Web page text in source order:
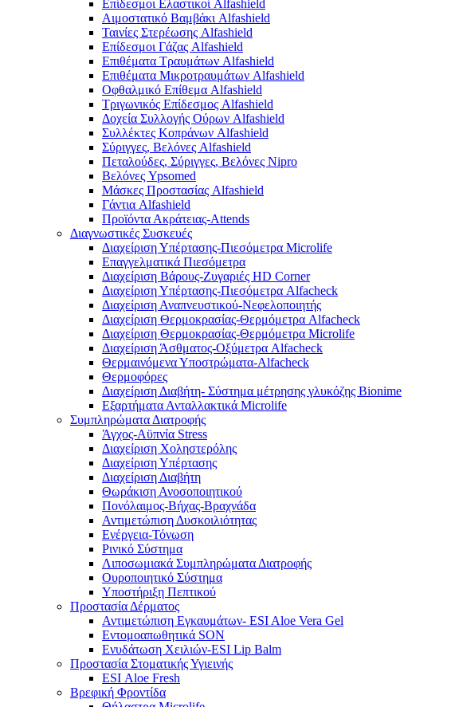
Επίδεσμοι Ελαστικοί Alfashield
Αιμοστατικό Βαμβάκι Alfashield
Ταινίες Στερέωσης Alfashield
Επίδεσμοι Γάζας Alfashield
Επιθέματα Τραυμάτων Alfashield
Επιθέματα Μικροτραυμάτων Alfashield
Οφθαλμικό Eπίθεμα Alfashield
Τριγωνικός Επίδεσμος Alfashield
Δοχεία Συλλογής Ούρων Alfashield
Συλλέκτες Κοπράνων Alfashield
Σύριγγες, Βελόνες Alfashield
Πεταλούδες, Σύριγγες, Βελόνες Nipro
Βελόνες Ypsomed
Μάσκες Προστασίας Alfashield
Γάντια Alfashield
Προϊόντα Ακράτειας-Attends
Διαγνωστικές Συσκευές
Διαχείριση Υπέρτασης-Πιεσόμετρα Microlife
Επαγγελματικά Πιεσόμετρα
Διαχείριση Βάρους-Ζυγαριές HD Corner
Διαχείριση Υπέρτασης-Πιεσόμετρα Alfacheck
Διαχείριση Αναπνευστικού-Νεφελοποιητής
Διαχείριση Θερμοκρασίας-Θερμόμετρα Alfacheck
Διαχείριση Θερμοκρασίας-Θερμόμετρα Microlife
Διαχείριση Άσθματος-Οξύμετρα Alfacheck
Θερμαινόμενα Υποστρώματα-Alfacheck
Θερμοφόρες
Διαχείριση Διαβήτη- Σύστημα μέτρησης γλυκόζης Bionime
Εξαρτήματα Ανταλλακτικά Microlife
Συμπληρώματα Διατροφής
Άγχος-Αϋπνία Stress
Διαχείριση Χοληστερόλης
Διαχείριση Υπέρτασης
Διαχείριση Διαβήτη
Θωράκιση Ανοσοποιητικού
Πονόλαιμος-Βήχας-Βραχνάδα
Αντιμετώπιση Δυσκοιλιότητας
Eνέργεια-Τόνωση
Ρινικό Σύστημα
Λιποσωμιακά Συμπληρώματα Διατροφής
Ουροποιητικό Σύστημα
Υποστήριξη Πεπτικού
Προστασία Δέρματος
Αντιμετώπιση Εγκαυμάτων- ESI Aloe Vera Gel
Εντομοαπωθητικά SON
Ενυδάτωση Χειλιών-ESI Lip Balm
Προστασία Στοματικής Υγιεινής
ESI Αloe Fresh
Βρεφική Φροντίδα